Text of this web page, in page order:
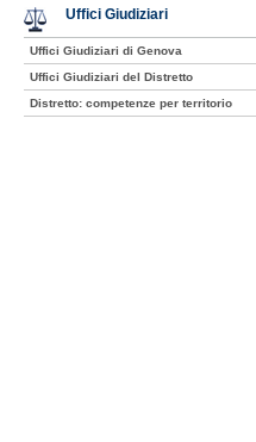
Uffici Giudiziari
Uffici Giudiziari di Genova
Uffici Giudiziari del Distretto
Distretto: competenze per territorio